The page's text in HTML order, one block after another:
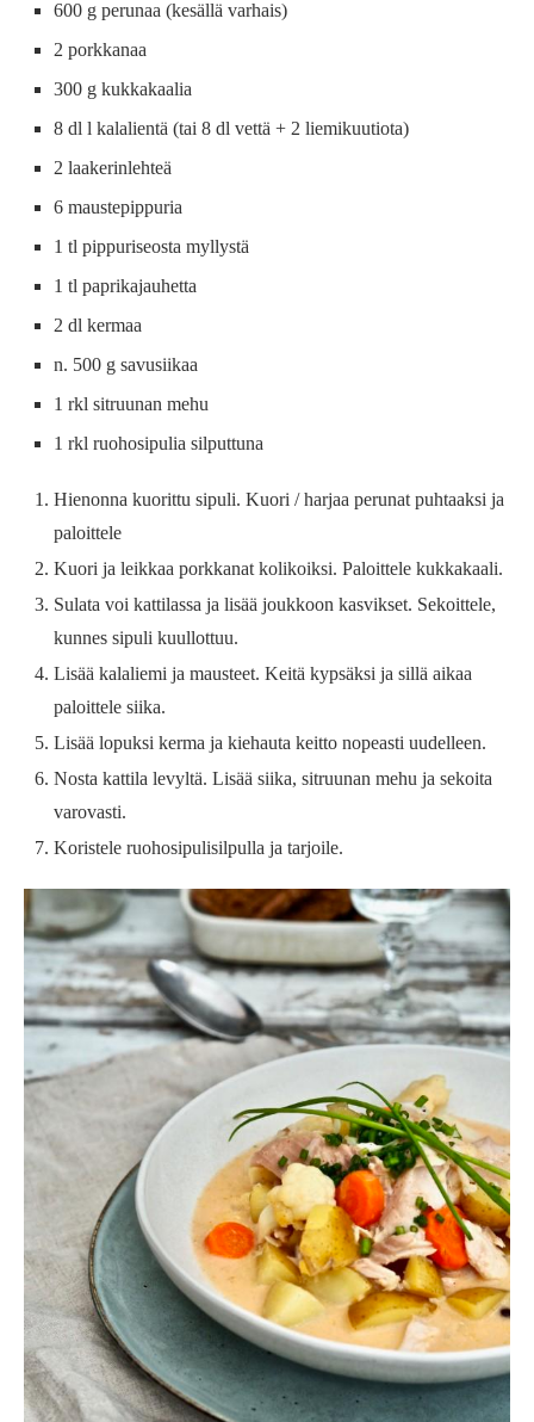
600 g perunaa (kesällä varhais)
2 porkkanaa
300 g kukkakaalia
8 dl l kalalientä (tai 8 dl vettä + 2 liemikuutiota)
2 laakerinlehteä
6 maustepippuria
1 tl pippuriseosta myllystä
1 tl paprikajauhetta
2 dl kermaa
n. 500 g savusiikaa
1 rkl sitruunan mehu
1 rkl ruohosipulia silputtuna
Hienonna kuorittu sipuli. Kuori / harjaa perunat puhtaaksi ja
paloittele
Kuori ja leikkaa porkkanat kolikoiksi. Paloittele kukkakaali.
Sulata voi kattilassa ja lisää joukkoon kasvikset. Sekoittele,
kunnes sipuli kuullottuu.
Lisää kalaliemi ja mausteet. Keitä kypsäksi ja sillä aikaa
paloittele siika.
Lisää lopuksi kerma ja kiehauta keitto nopeasti uudelleen.
Nosta kattila levyltä. Lisää siika, sitruunan mehu ja sekoita
varovasti.
Koristele ruohosipulisilpulla ja tarjoile.